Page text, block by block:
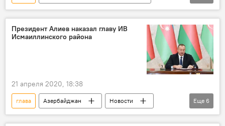
Происшествия
ЖИЗНЬ
Азербайджан
Билясуварский район
Президент Алиев наказал главу ИВ
Исмаиллинского района
21 апреля 2020, 18:38
глава Азербайджан
Новости
Политика
Исполнительная власть
Еще 6